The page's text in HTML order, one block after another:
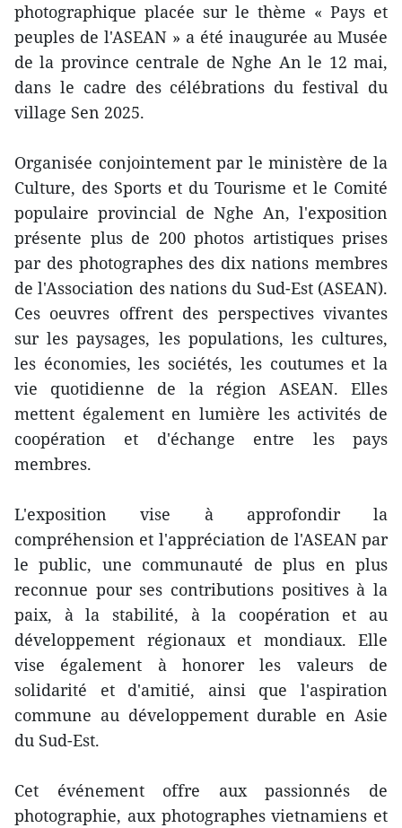
photographique placée sur le thème « Pays et
peuples de l'ASEAN » a été inaugurée au Musée
de la province centrale de Nghe An le 12 mai,
dans le cadre des célébrations du festival du
village Sen 2025.
Organisée conjointement par le ministère de la
Culture, des Sports et du Tourisme et le Comité
populaire provincial de Nghe An, l'exposition
présente plus de 200 photos artistiques prises
par des photographes des dix nations membres
de l'Association des nations du Sud-Est (ASEAN).
Ces oeuvres offrent des perspectives vivantes
sur les paysages, les populations, les cultures,
les économies, les sociétés, les coutumes et la
vie quotidienne de la région ASEAN. Elles
mettent également en lumière les activités de
coopération et d'échange entre les pays
membres.
L'exposition vise à approfondir la
compréhension et l'appréciation de l'ASEAN par
le public, une communauté de plus en plus
reconnue pour ses contributions positives à la
paix, à la stabilité, à la coopération et au
développement régionaux et mondiaux. Elle
vise également à honorer les valeurs de
solidarité et d'amitié, ainsi que l'aspiration
commune au développement durable en Asie
du Sud-Est.
Cet événement offre aux passionnés de
photographie, aux photographes vietnamiens et